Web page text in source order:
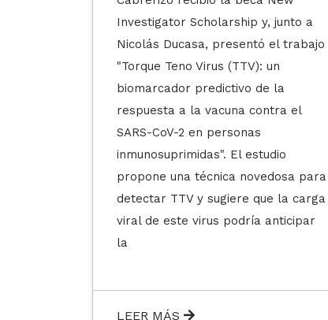
Investigator Scholarship y, junto a
Nicolás Ducasa, presentó el trabajo
"Torque Teno Virus (TTV): un
biomarcador predictivo de la
respuesta a la vacuna contra el
SARS-CoV-2 en personas
inmunosuprimidas". El estudio
propone una técnica novedosa para
detectar TTV y sugiere que la carga
viral de este virus podría anticipar
la
LEER MÁS